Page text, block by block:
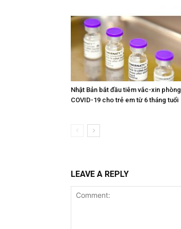
Nhật Bản bắt đầu tiêm vắc-xin phòng
COVID-19 cho trẻ em từ 6 tháng tuổi
LEAVE A REPLY